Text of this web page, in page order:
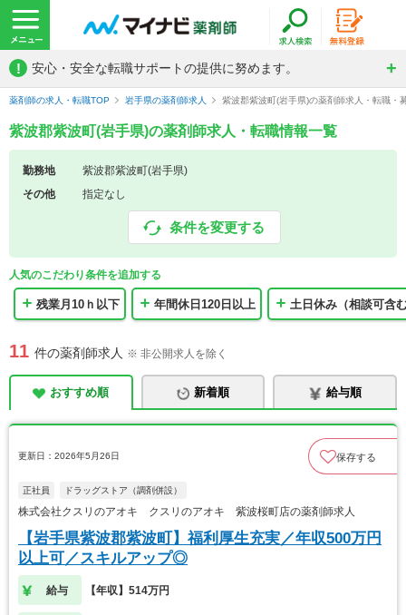
! 安心・安全な転職サポートの提供に努めます。
薬剤師の求人・転職TOP 岩手県の薬剤師求人 紫波郡紫波町(岩手県)の薬剤師求人・転職・
紫波郡紫波町(岩手県)の薬剤師求人・転職情報一覧
勤務地
紫波郡紫波町(岩手県)
その他
指定なし
条件を変更する
人気のこだわり条件を追加する
残業月10ｈ以下 年間休日120日以上 土日休み（相談可含
11 件の薬剤師求人 ※ 非公開求人を除く
おすすめ順 新着順 給与順
更新日：2026年5月26日 保存する
正社員 ドラッグストア（調剤併設）
株式会社クスリのアオキ クスリのアオキ 紫波桜町店の薬剤師求人
【岩手県紫波郡紫波町】福利厚生充実／年収500万円
以上可／スキルアップ◎
給与 【年収】514万円